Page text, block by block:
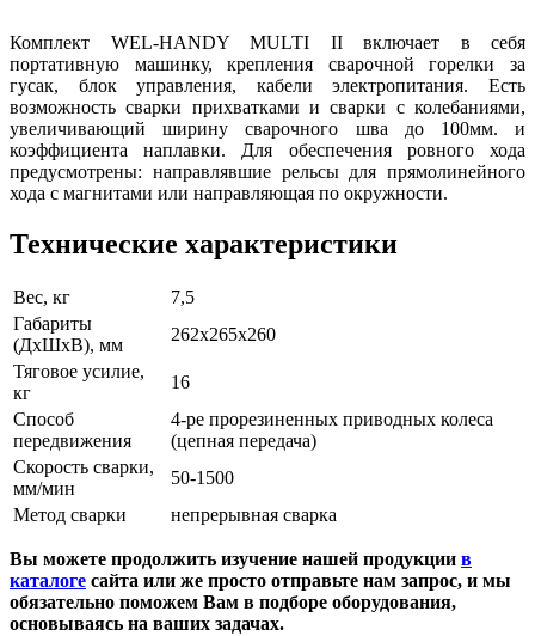
Комплект WEL-HANDY MULTI II включает в себя
портативную машинку, крепления сварочной горелки за
гусак, блок управления, кабели электропитания. Есть
возможность сварки прихватками и сварки с колебаниями,
увеличивающий ширину сварочного шва до 100мм. и
коэффициента наплавки. Для обеспечения ровного хода
предусмотрены: направлявшие рельсы для прямолинейного
хода с магнитами или направляющая по окружности.
Технические характеристики
Вес, кг
7,5
Габариты
(ДxШxВ), мм
262x265x260
Тяговое усилие,
кг
16
Способ
передвижения
4-ре прорезиненных приводных колеса
(цепная передача)
Скорость сварки,
мм/мин
50-1500
Метод сварки
непрерывная сварка
Вы можете продолжить изучение нашей продукции в
каталоге сайта или же просто отправьте нам запрос, и мы
обязательно поможем Вам в подборе оборудования,
основываясь на ваших задачах.